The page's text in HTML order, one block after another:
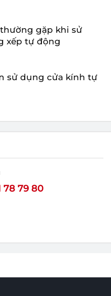
xếp tự động
khiến Barie tự
và cách xử lý
78 79 80